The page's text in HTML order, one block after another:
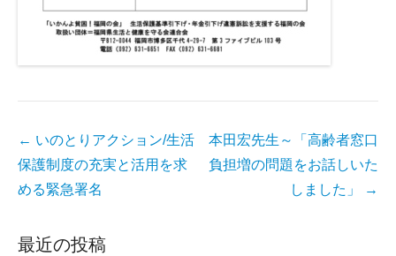
投
稿
ナ
ゲ
← いのとりアクション/生活
保護制度の充実と活用を求
める緊急署名
本田宏先生～「高齢者窓口
負担増の問題をお話しいた
しました」
→
最近の投稿